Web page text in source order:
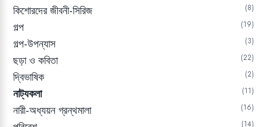
কিশোরদের জীবনী-সিরিজ
8
গল্প 19
গল্প-উপন্যাস 3
ছড়া ও কবিতা 22
দ্বিভাষিক 2
নাট্যকলা 11
নারী-অধ্যয়ন গ্রন্থমালা 16
14